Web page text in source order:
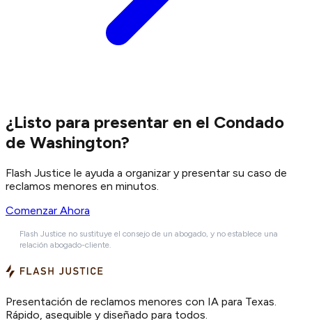
¿Listo para presentar en el Condado
de Washington?
Flash Justice le ayuda a organizar y presentar su caso de
reclamos menores en minutos.
Comenzar Ahora
Flash Justice no sustituye el consejo de un abogado, y no establece una
relación abogado-cliente.
Presentación de reclamos menores con IA para Texas.
Rápido, asequible y diseñado para todos.